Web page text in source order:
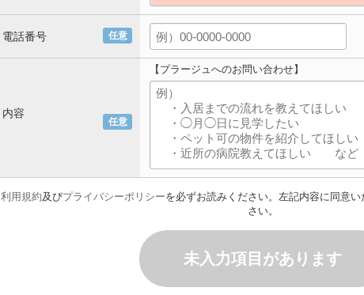
任意
電話番号
任意
内容
【プラージュへのお問い合わせ】
利用規約及びプライバシーポリシーを必ずお読みください。左記内容に同意
さい。
未入力項目があります